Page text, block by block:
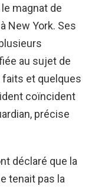
magnat de
New York. Ses
au sujet de
faits et quelques
coïncident
, précise
déclaré que la
tenait pas la